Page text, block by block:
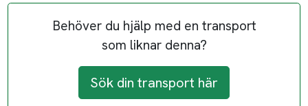
Behöver du hjälp med en transport
som liknar denna?
Sök din transport här